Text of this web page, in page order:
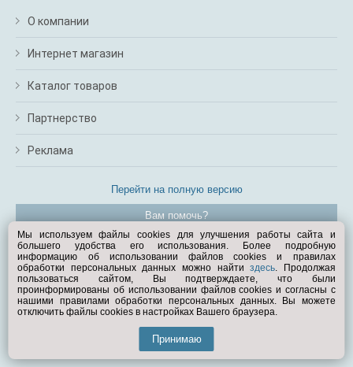
О компании
Интернет магазин
Каталог товаров
Партнерство
Реклама
Перейти на полную версию
Вам помочь?
© Exist.ru 1998—2026
Мы используем файлы cookies для улучшения работы сайта и
большего удобства его использования. Более подробную
информацию об использовании файлов cookies и правилах
обработки персональных данных можно найтиздесь. Продолжая
пользоваться сайтом, Вы подтверждаете, что были
проинформированы об использовании файлов cookies и согласны с
нашими правилами обработки персональных данных. Вы можете
отключить файлы cookies в настройках Вашего браузера.
Принимаю